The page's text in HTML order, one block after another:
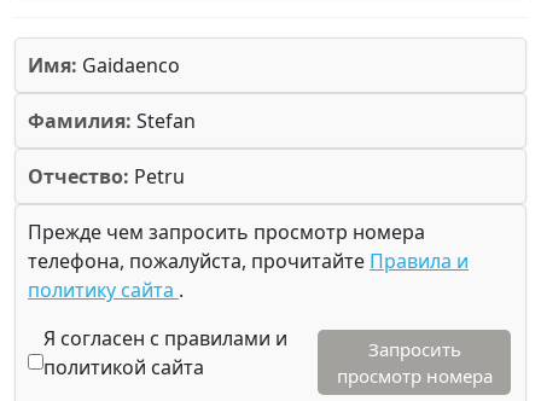
Имя: Gaidaenco
Фамилия: Stefan
Отчество: Petru
Прежде чем запросить просмотр номера
телефона, пожалуйста, прочитайте Правила и
политику сайта .
Я согласен с правилами и
политикой сайта
Запросить
просмотр номера